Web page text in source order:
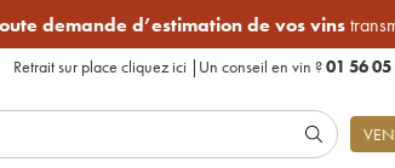
demande d’estimation de vos vins
Retrait sur place cliquez ici | Un conseil en vin ?01 56